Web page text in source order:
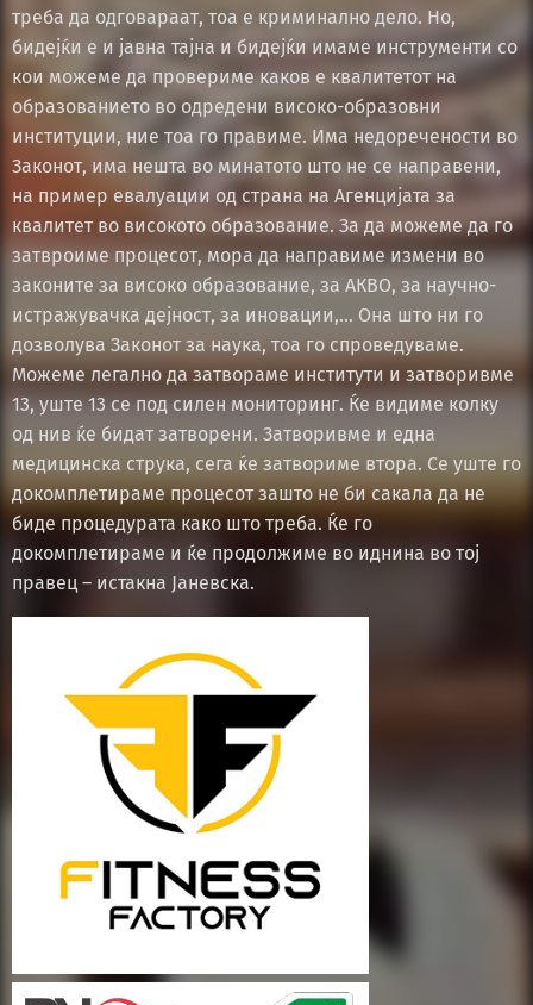
треба да одговараат, тоа е криминално дело. Но,
бидејќи е и јавна тајна и бидејќи имаме инструменти со
кои можеме да провериме каков е квалитетот на
образованието во одредени високо-образовни
институции, ние тоа го правиме. Има недоречености во
Законот, има нешта во минатото што не се направени,
на пример евалуации од страна на Агенцијата за
квалитет во високото образование. За да можеме да го
затвроиме процесот, мора да направиме измени во
законите за високо образование, за АКВО, за научно-
истражувачка дејност, за иновации,… Она што ни го
дозволува Законот за наука, тоа го спроведуваме.
Можеме легално да затвораме институти и затворивме
13, уште 13 се под силен мониторинг. Ќе видиме колку
од нив ќе бидат затворени. Затворивме и една
медицинска струка, сега ќе затвориме втора. Се уште го
докомплетираме процесот зашто не би сакала да не
биде процедурата како што треба. Ќе го
докомплетираме и ќе продолжиме во иднина во тој
правец – истакна Јаневска.